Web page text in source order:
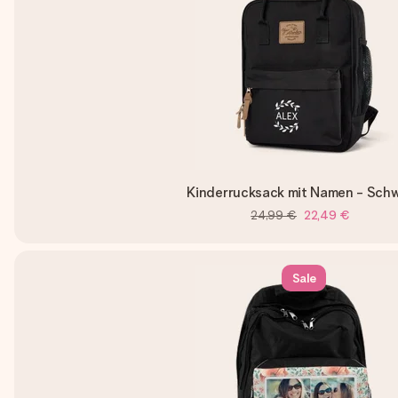
Kinderrucksack mit Namen -
24,99 € 22,49 €
Sale